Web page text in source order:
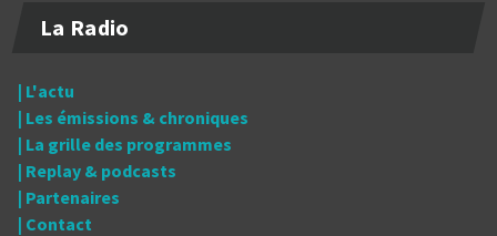
La Radio
| L'actu
| Les émissions & chroniques
| La grille des programmes
| Replay & podcasts
| Partenaires
| Contact